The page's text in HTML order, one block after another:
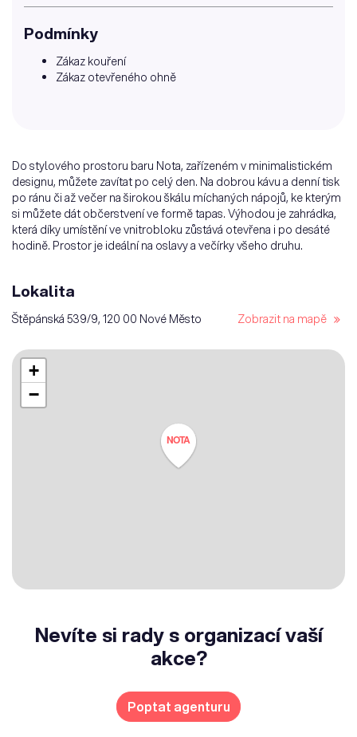
Podmínky
Zákaz kouření
Zákaz otevřeného ohně
Do stylového prostoru baru Nota, zařízeném v minimalistickém
designu, můžete zavítat po celý den. Na dobrou kávu a denní tisk
po ránu či až večer na širokou škálu míchaných nápojů, ke kterým
si můžete dát občerstvení ve formě tapas. Výhodou je zahrádka,
která díky umístění ve vnitrobloku zůstává otevřena i po desáté
hodině. Prostor je ideální na oslavy a večírky všeho druhu.
Lokalita
Štěpánská 539/9, 120 00 Nové Město Zobrazit na mapě
NOTA
+
−
Nevíte si rady s organizací vaší
akce?
Poptat agenturu